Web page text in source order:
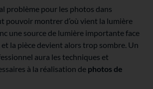
problème pour les photos dans
pouvoir montrer d’où vient la lumière
une source de lumière importante face
et la pièce devient alors trop sombre. Un
aura les techniques et
à la réalisation de photos de